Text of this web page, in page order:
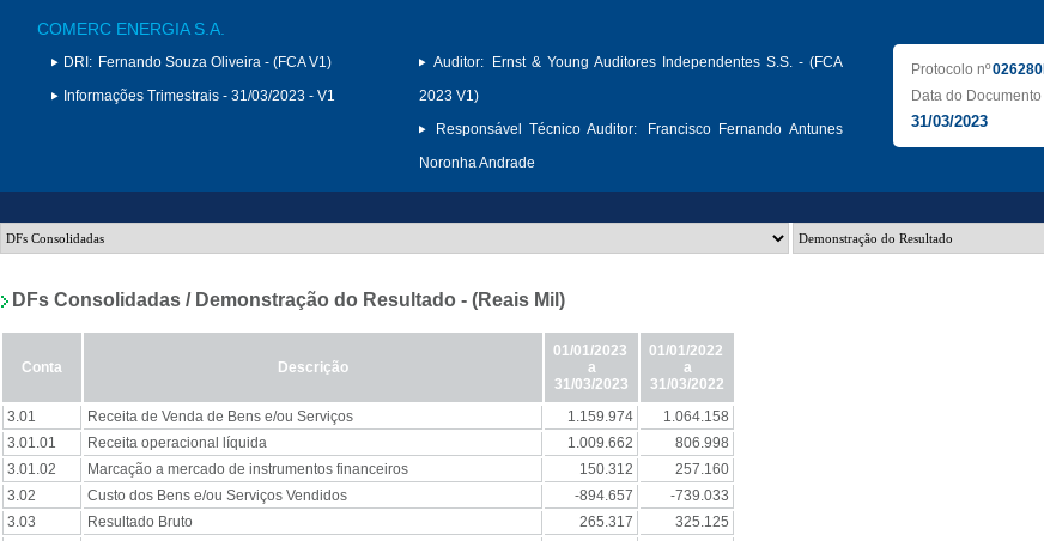
COMERC ENERGIA S.A.
DRI: Fernando Souza Oliveira - (FCA V1)
Informações Trimestrais - 31/03/2023 - V1
Auditor:
Ernst & Young Auditores Independentes S.S. - (FCA
2023 V1)
Responsável Técnico Auditor:
Francisco Fernando Antunes
Noronha Andrade
Protocolo nº
Data do Documento
31/03/2023